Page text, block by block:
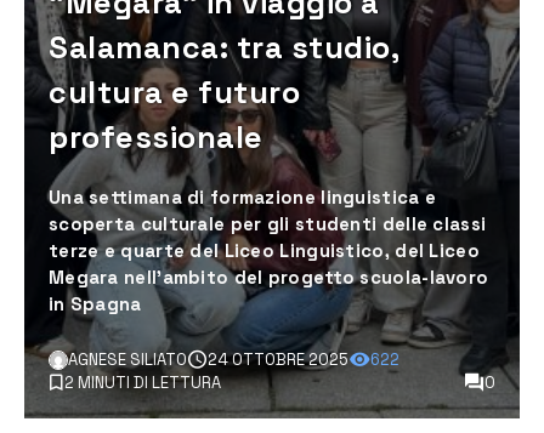
Salamanca: tra studio,
cultura e futuro
professionale
Una settimana di formazione linguistica e
scoperta culturale per gli studenti delle classi
terze e quarte del Liceo Linguistico, del Liceo
Megara nell’ambito del progetto scuola-lavoro
in Spagna
AGNESE SILIATO 24 OTTOBRE 2025
622
2 MINUTI DI LETTURA
0